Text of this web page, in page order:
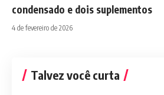
condensado e dois suplementos
4 de fevereiro de 2026
Talvez você curta